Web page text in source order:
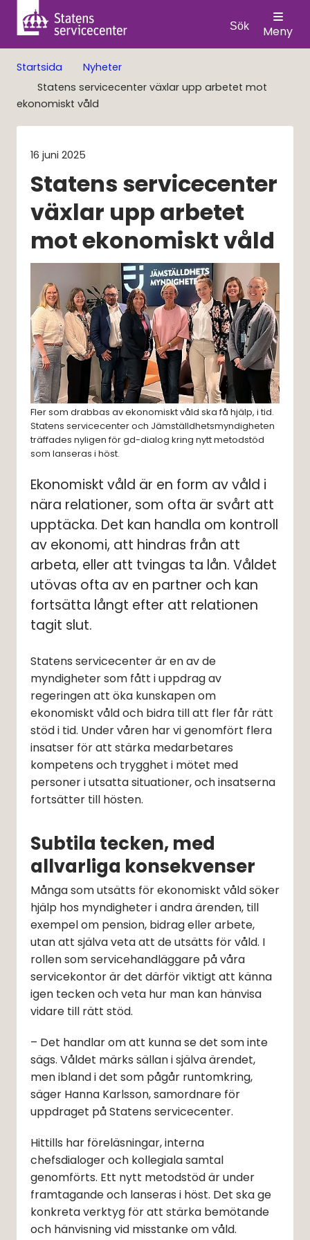
Sök Meny
Startsida
Nyheter
Statens servicecenter växlar upp arbetet mot
ekonomiskt våld
16 juni 2025
Statens servicecenter
växlar upp arbetet
mot ekonomiskt våld
Fler som drabbas av ekonomiskt våld ska få hjälp, i tid.
Statens servicecenter och Jämställdhetsmyndigheten
träffades nyligen för gd-dialog kring nytt metodstöd
som lanseras i höst.
Ekonomiskt våld är en form av våld i
nära relationer, som ofta är svårt att
upptäcka. Det kan handla om kontroll
av ekonomi, att hindras från att
arbeta, eller att tvingas ta lån. Våldet
utövas ofta av en partner och kan
fortsätta långt efter att relationen
tagit slut.
Statens servicecenter är en av de
myndigheter som fått i uppdrag av
regeringen att öka kunskapen om
ekonomiskt våld och bidra till att fler får rätt
stöd i tid. Under våren har vi genomfört flera
insatser för att stärka medarbetares
kompetens och trygghet i mötet med
personer i utsatta situationer, och insatserna
fortsätter till hösten.
Subtila tecken, med
allvarliga konsekvenser
Många som utsätts för ekonomiskt våld söker
hjälp hos myndigheter i andra ärenden, till
exempel om pension, bidrag eller arbete,
utan att själva veta att de utsätts för våld. I
rollen som servicehandläggare på våra
servicekontor är det därför viktigt att känna
igen tecken och veta hur man kan hänvisa
vidare till rätt stöd.
– Det handlar om att kunna se det som inte
sägs. Våldet märks sällan i själva ärendet,
men ibland i det som pågår runtomkring,
säger Hanna Karlsson, samordnare för
uppdraget på Statens servicecenter.
Hittills har föreläsningar, interna
chefsdialoger och kollegiala samtal
genomförts. Ett nytt metodstöd är under
fram­tag­ande och lanseras i höst. Det ska ge
konkreta verktyg för att stärka bemötande
och hänvisning vid misstanke om våld.